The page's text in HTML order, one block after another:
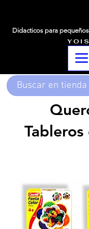
Didacticos para
Y O I